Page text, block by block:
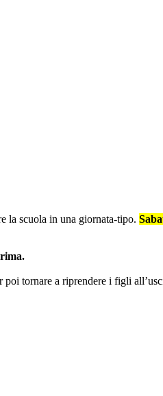
la scuola in una giornata-tipo.
poi tornare a riprendere i figli